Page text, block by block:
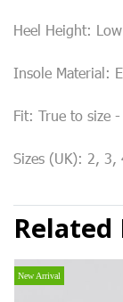
Heel Height:
Insole Material:
Fit: True to size
Sizes (UK): 2,
Related
New Arrival